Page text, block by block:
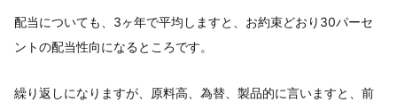
配当についても、3ヶ年で平均しますと、お約束どおり30パーセ
ントの配当性向になるところです。
繰り返しになりますが、原料高、為替、製品的に言いますと、前